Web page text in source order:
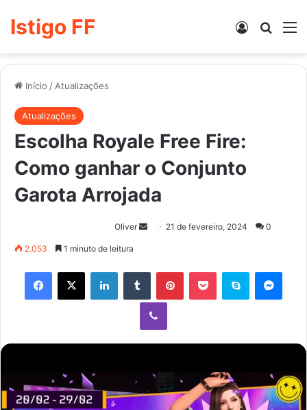
Istigo FF Entrar
Início / Atualizações
Atualizações
Escolha Royale Free Fire:
Como ganhar o Conjunto
Garota Arrojada
Oliver
Mande
mail
21 de fevereiro, 2024 0
2.053 1 minuto de leitura
Facebook
X LinkedinTumblr PinterestPocket Skype
Viber